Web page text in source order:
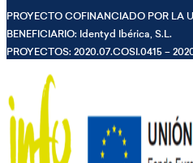
PROYECTO COFINANCIADO POR LA
BENEFICIARIO: Identyd Ibérica, S.L.
PROYECTOS: 2020.07.COSI.0415 –